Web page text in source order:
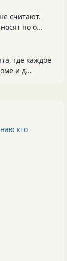
считают.
по о...
где каждое
и д...
кто